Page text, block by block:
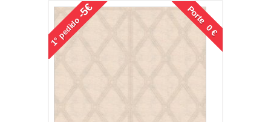
1°
pedido
-5€ Porte 0 €